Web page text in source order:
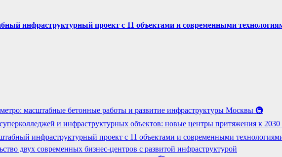
инфраструктурный проект с 11 объектами и современными
масштабные бетонные работы и развитие инфраструктуры Москвы 🚇
и инфраструктурных объектов: новые центры притяжения к
инфраструктурный проект с 11 объектами и современными
двух современных бизнес-центров с развитой инфраструктурой